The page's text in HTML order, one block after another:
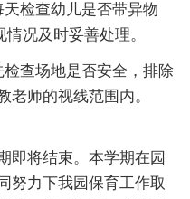
检查幼儿是否带异物
况及时妥善处理。
查场地是否安全，排除
老师的视线范围内。
即将结束。本学期在园
努力下我园保育工作取